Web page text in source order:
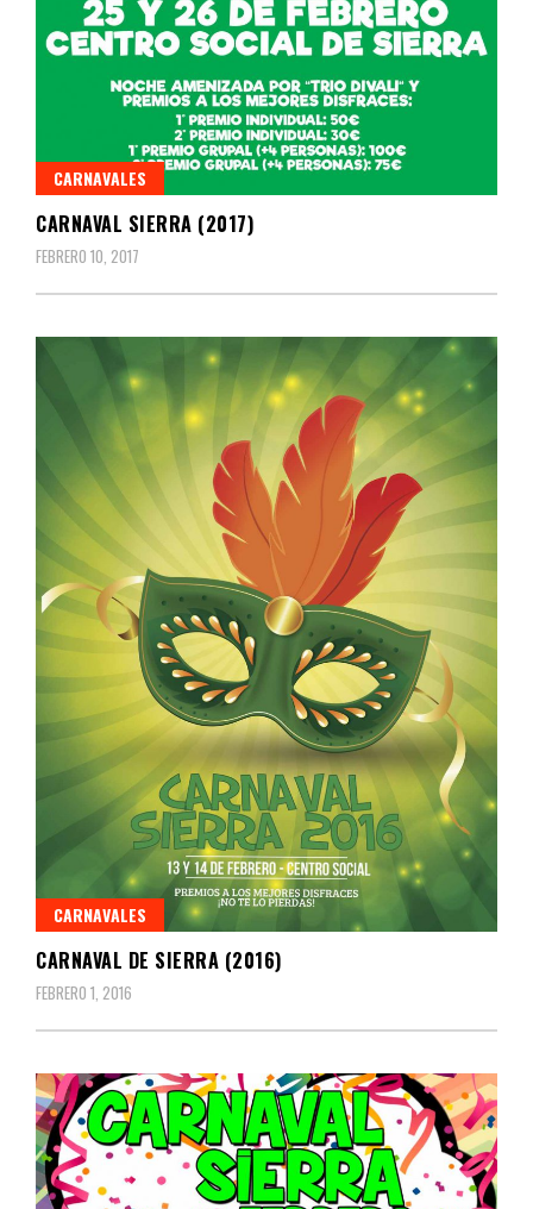
CARNAVALES
CARNAVAL SIERRA (2017)
FEBRERO 10, 2017
CARNAVALES
CARNAVAL DE SIERRA (2016)
FEBRERO 1, 2016